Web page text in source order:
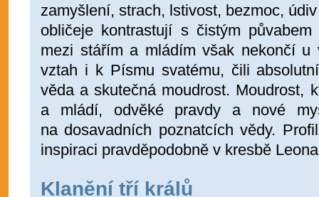
zamyšlení, strach, lstivost, bezmoc,
obličeje kontrastují s čistým
mezi stářím a mládím však nekončí u
vztah i k Písmu svatému, čili
věda a skutečná moudrost. Moudrost,
a mládí, odvěké pravdy a nové
na dosavadních poznatcích vědy.
inspiraci pravděpodobně v kresbě
Klanění tří králů